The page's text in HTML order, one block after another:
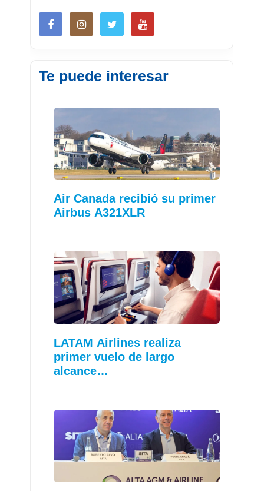
Te puede interesar
Air Canada recibió su primer
Airbus A321XLR
LATAM Airlines realiza
primer vuelo de largo
alcance…